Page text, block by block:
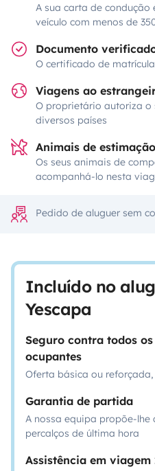
A sua carta de condução
veículo com menos de
Documento
O certificado de
Viagens ao
O proprietário autoriza o
diversos países
Animais de
Os seus animais de
acompanhá-lo nesta
Pedido de aluguer sem
Incluído no
Yescapa
Seguro contra todos
ocupantes
Oferta básica ou reforçada,
Garantia de partida
A nossa equipa propõe-
percalços de última hora
Assistência em